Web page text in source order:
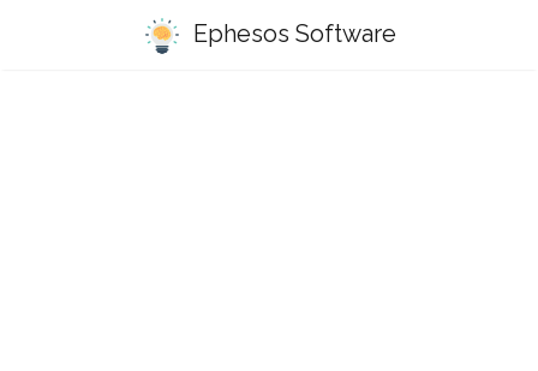
Ephesos Software